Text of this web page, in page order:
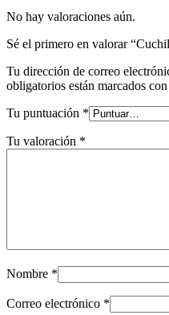
No hay valoraciones aún.
Sé el primero en valorar
Tu dirección de correo
obligatorios están marcados con
Tu puntuación *
Tu valoración *
Nombre *
Correo electrónico *